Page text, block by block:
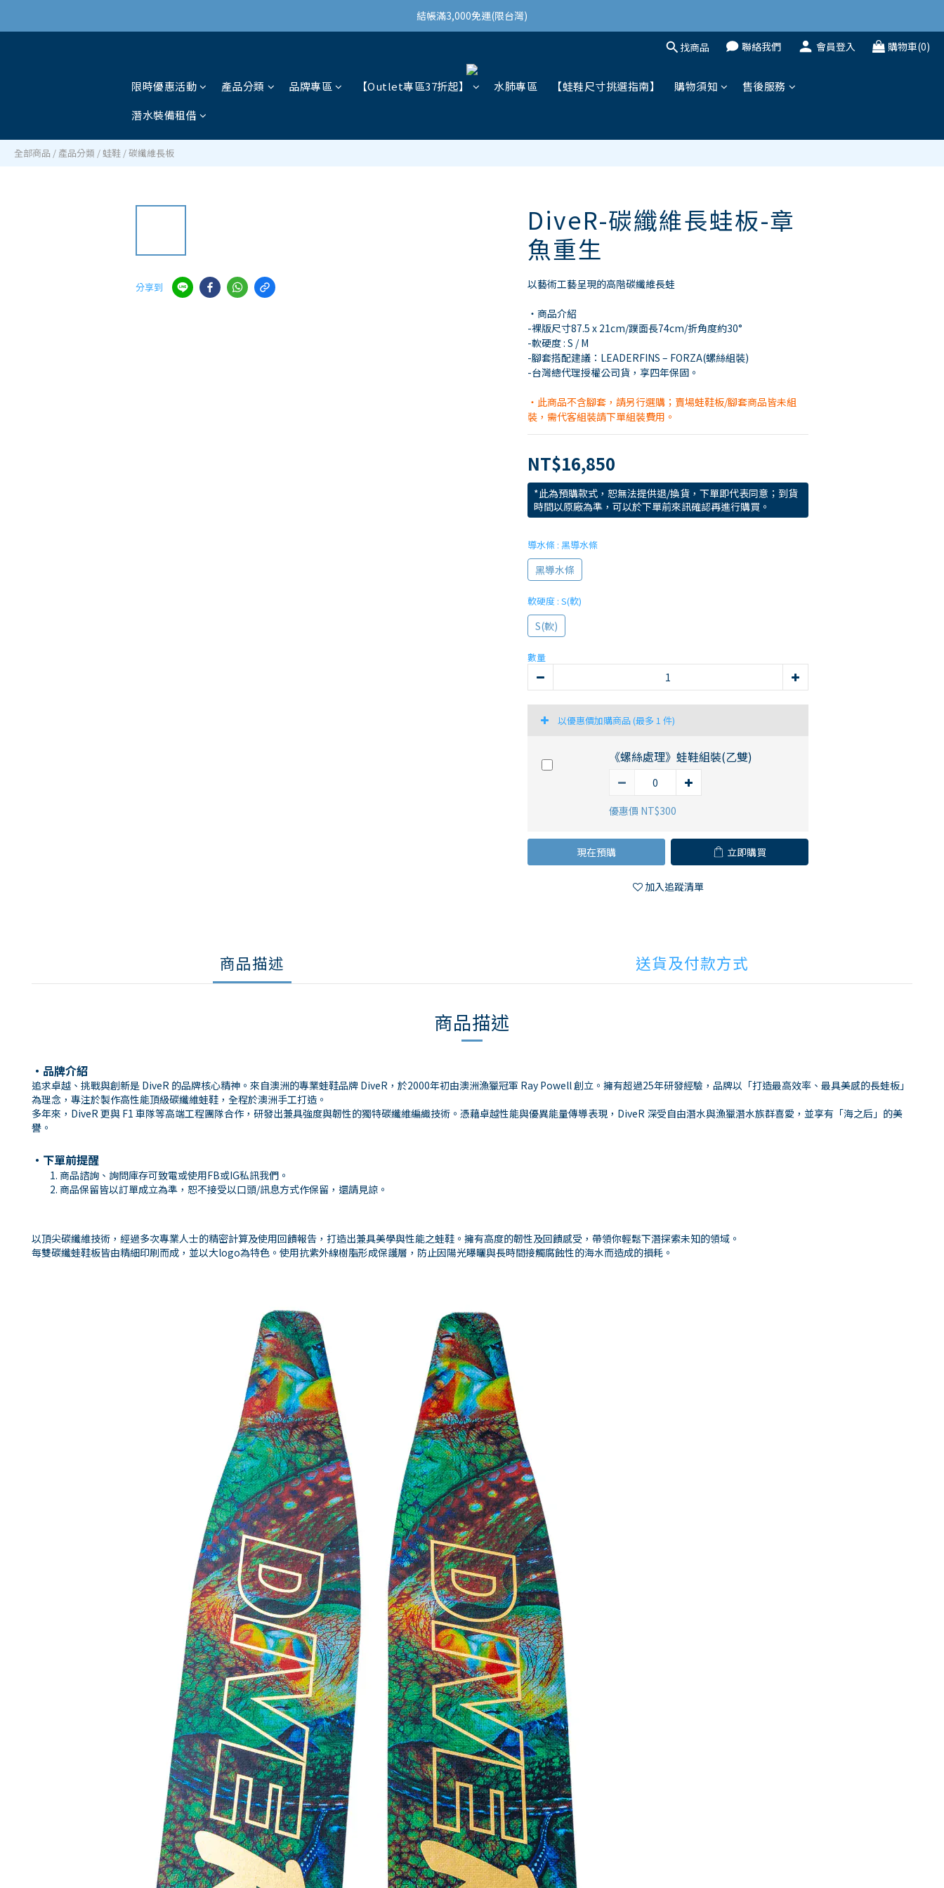
結帳滿3,000免運(限台灣)
結帳滿3,000免運(限台灣)
結帳滿3,000免運(限台灣)
找商品 聯絡我們 會員登入 購物車(0)
限時優惠活動 產品分類 品牌專區 【Outlet專區37折起】 水肺專區 【蛙鞋尺寸挑選指南】 購物須知
售後服務
潛水裝備租借
全部商品 / 產品分類 /蛙鞋 /碳纖維長板
分享到
DiveR-碳纖維長蛙板-章
魚重生
以藝術工藝呈現的高階碳纖維長蛙
・商品介紹
-裸版尺寸87.5 x 21cm/蹼面長74cm/折角度約30°
-軟硬度 : S / M
-腳套搭配建議：LEADERFINS – FORZA(螺絲組裝)
-台灣總代理授權公司貨，享四年保固。
・此商品不含腳套，請另行選購；賣場蛙鞋板/腳套商品皆未組
裝，需代客組裝請下單組裝費用。
NT$16,850
*此為預購款式，恕無法提供退/換貨，下單即代表同意；到貨
時間以原廠為準，可以於下單前來訊確認再進行購買。
導水條 : 黑導水條
黑導水條
軟硬度 : S(軟)
S(軟)
數量
以優惠價加購商品(最多 1 件)
《螺絲處理》蛙鞋組裝(乙雙)
優惠價 NT$300
現在預購 立即購買
加入追蹤清單
商品描述 送貨及付款方式
商品描述
・品牌介紹
追求卓越、挑戰與創新是 DiveR 的品牌核心精神。來自澳洲的專業蛙鞋品牌 DiveR，於2000年初由澳洲漁獵冠軍 Ray Powell 創立。擁有超過25年研發經驗，品牌以「打造最高效率、最具美感的長蛙板」
為理念，專注於製作高性能頂級碳纖維蛙鞋，全程於澳洲手工打造。
多年來，DiveR 更與 F1 車隊等高端工程團隊合作，研發出兼具強度與韌性的獨特碳纖維編織技術。憑藉卓越性能與優異能量傳導表現，DiveR 深受自由潛水與漁獵潛水族群喜愛，並享有「海之后」的美
譽。
・下單前提醒
商品諮詢、詢問庫存可致電或使用FB或IG私訊我們。
商品保留皆以訂單成立為準，恕不接受以口頭/訊息方式作保留，還請見諒。
以頂尖碳纖維技術，經過多次專業人士的精密計算及使用回饋報告，打造出兼具美學與性能之蛙鞋。擁有高度的韌性及回饋感受，帶領你輕鬆下潛探索未知的領域。
每雙碳纖蛙鞋板皆由精細印刷而成，並以大logo為特色。使用抗紫外線樹脂形成保護層，防止因陽光曝曬與長時間接觸腐蝕性的海水而造成的損耗。
立即購買